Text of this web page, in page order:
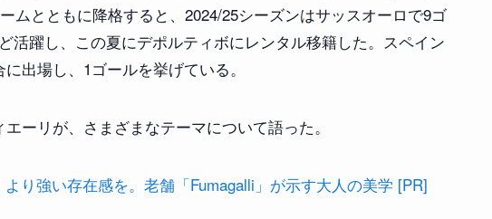
ムとともに降格すると、2024/25シーズンはサッスオーロで9ゴ
活躍し、この夏にデポルティボにレンタル移籍した。スペイン
出場し、1ゴールを挙げている。
ーリが、さまざまなテーマについて語った。
より強い存在感を。老舗「Fumagalli」が示す大人の美学 [PR]